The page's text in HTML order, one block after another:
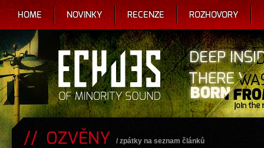
HOME NOVINKY RECENZE ROZHOVORY
OZVĚNY / zpátky na seznam článků